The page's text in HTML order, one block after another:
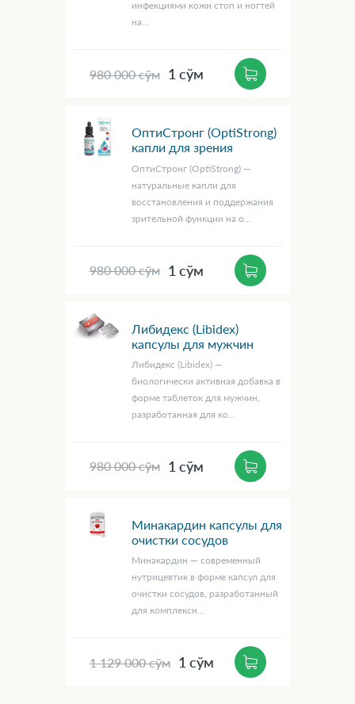
инфекциями кожи стоп и ногтей
на...
980 000 сўм 1 сўм
ОптиСтронг (OptiStrong)
капли для зрения
ОптиСтронг (OptiStrong) —
натуральные капли для
восстановления и поддержания
зрительной функции на о...
980 000 сўм 1 сўм
Либидекс (Libidex)
капсулы для мужчин
Либидекс (Libidex) —
биологически активная добавка в
форме таблеток для мужчин,
разработанная для ко...
980 000 сўм 1 сўм
Минакардин капсулы для
очистки сосудов
Минакардин — современный
нутрицевтик в форме капсул для
очистки сосудов, разработанный
для комплексн...
1 129 000 сўм 1 сўм